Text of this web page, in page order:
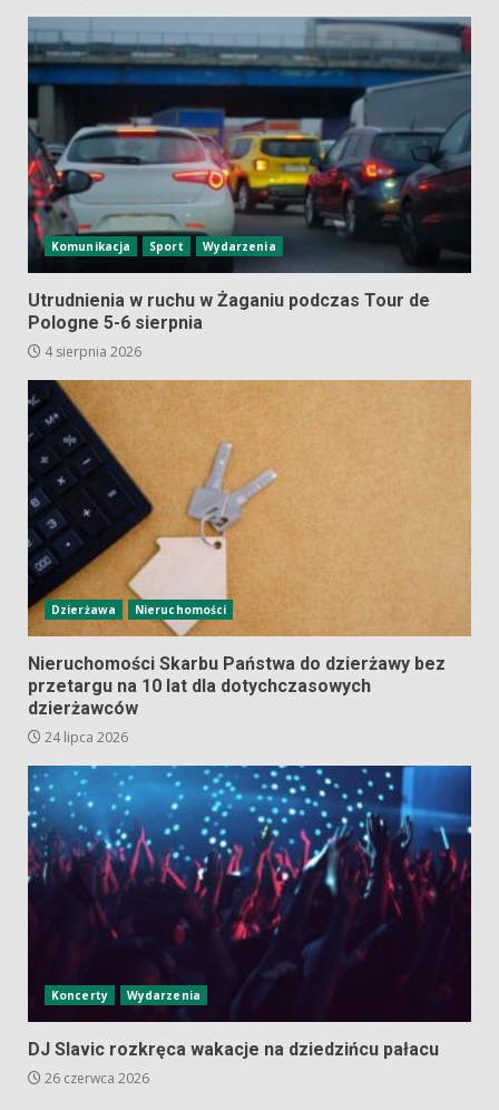
Komunikacja Sport Wydarzenia
Utrudnienia w ruchu w Żaganiu podczas Tour de
Pologne 5-6 sierpnia
4 sierpnia 2026
Dzierżawa Nieruchomości
Nieruchomości Skarbu Państwa do dzierżawy bez
przetargu na 10 lat dla dotychczasowych
dzierżawców
24 lipca 2026
Koncerty Wydarzenia
DJ Slavic rozkręca wakacje na dziedzińcu pałacu
26 czerwca 2026